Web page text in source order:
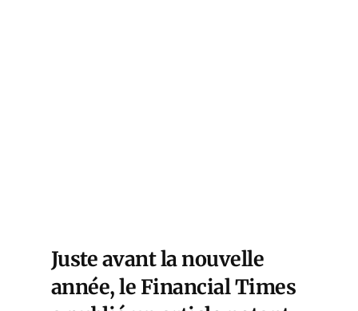
Juste avant la nouvelle
année, le Financial Times